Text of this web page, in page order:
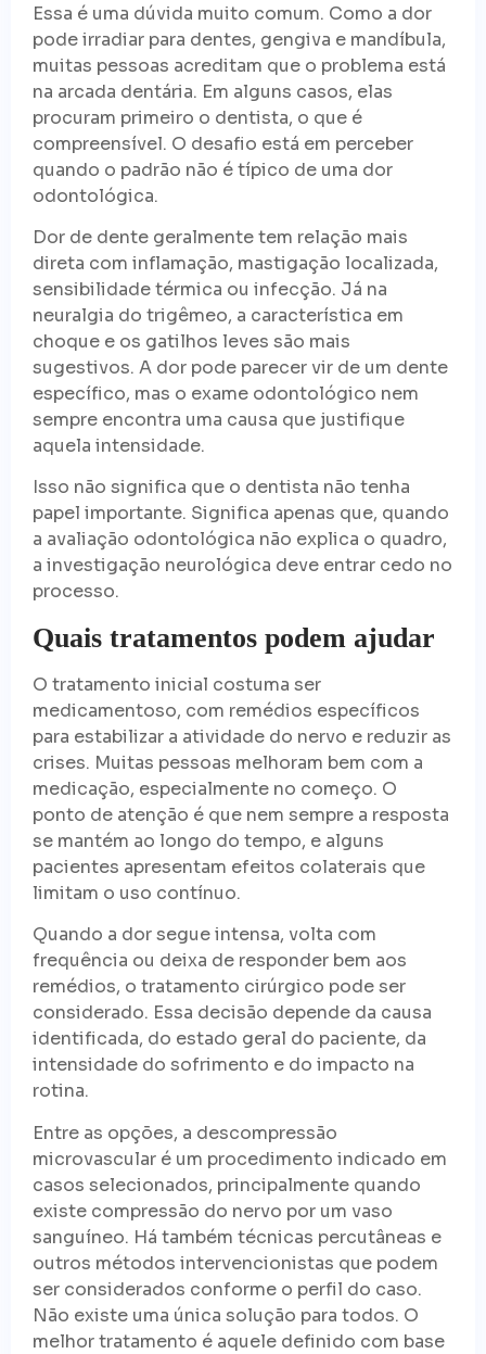
Essa é uma dúvida muito comum. Como a dor
pode irradiar para dentes, gengiva e mandíbula,
muitas pessoas acreditam que o problema está
na arcada dentária. Em alguns casos, elas
procuram primeiro o dentista, o que é
compreensível. O desafio está em perceber
quando o padrão não é típico de uma dor
odontológica.
Dor de dente geralmente tem relação mais
direta com inflamação, mastigação localizada,
sensibilidade térmica ou infecção. Já na
neuralgia do trigêmeo, a característica em
choque e os gatilhos leves são mais
sugestivos. A dor pode parecer vir de um dente
específico, mas o exame odontológico nem
sempre encontra uma causa que justifique
aquela intensidade.
Isso não significa que o dentista não tenha
papel importante. Significa apenas que, quando
a avaliação odontológica não explica o quadro,
a investigação neurológica deve entrar cedo no
processo.
Quais tratamentos podem ajudar
O tratamento inicial costuma ser
medicamentoso, com remédios específicos
para estabilizar a atividade do nervo e reduzir as
crises. Muitas pessoas melhoram bem com a
medicação, especialmente no começo. O
ponto de atenção é que nem sempre a resposta
se mantém ao longo do tempo, e alguns
pacientes apresentam efeitos colaterais que
limitam o uso contínuo.
Quando a dor segue intensa, volta com
frequência ou deixa de responder bem aos
remédios, o tratamento cirúrgico pode ser
considerado. Essa decisão depende da causa
identificada, do estado geral do paciente, da
intensidade do sofrimento e do impacto na
rotina.
Entre as opções, a descompressão
microvascular é um procedimento indicado em
casos selecionados, principalmente quando
existe compressão do nervo por um vaso
sanguíneo. Há também técnicas percutâneas e
outros métodos intervencionistas que podem
ser considerados conforme o perfil do caso.
Não existe uma única solução para todos. O
melhor tratamento é aquele definido com base